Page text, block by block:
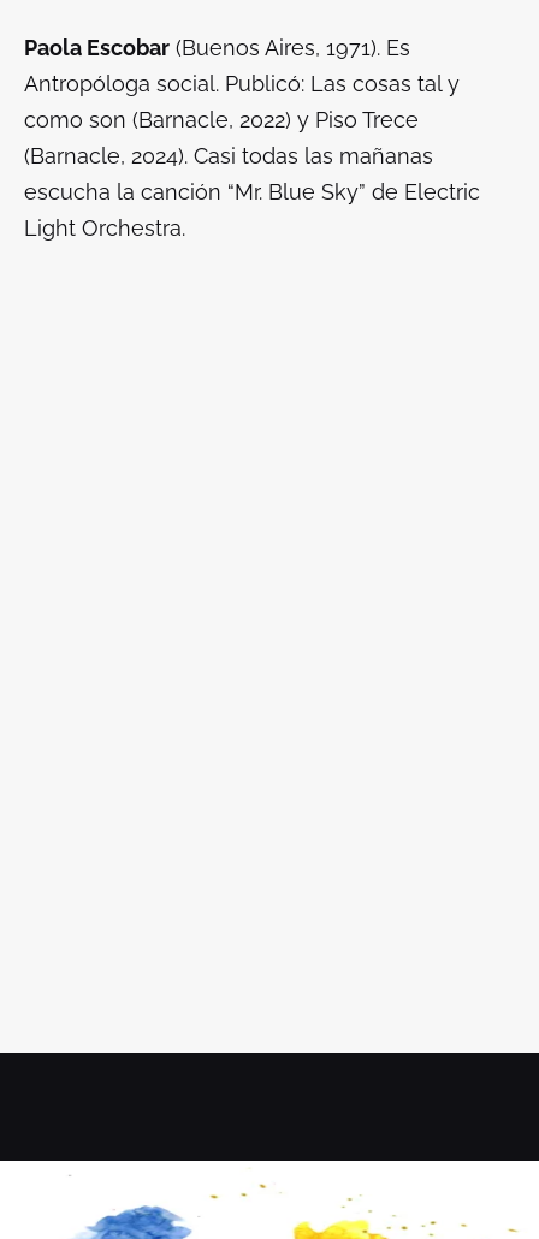
Paola Escobar (Buenos Aires, 1971). Es
Antropóloga social. Publicó: Las cosas tal y
como son (Barnacle, 2022) y Piso Trece
(Barnacle, 2024). Casi todas las mañanas
escucha la canción “Mr. Blue Sky” de Electric
Light Orchestra.